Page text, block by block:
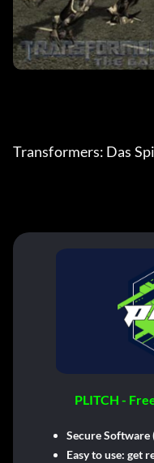
Transformers: Das
PLITCH -
Secure Software
Easy to use: get